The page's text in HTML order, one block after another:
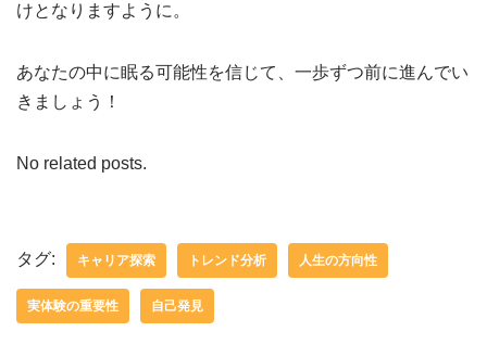
けとなりますように。
あなたの中に眠る可能性を信じて、一歩ずつ前に進んでい
きましょう！
No related posts.
タグ: キャリア探索 トレンド分析 人生の方向性
実体験の重要性 自己発見